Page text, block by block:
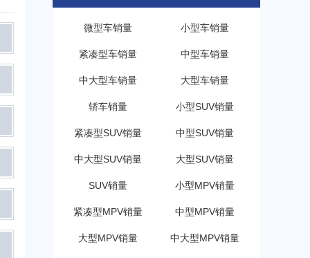
微型车销量 小型车销量
紧凑型车销量 中型车销量
中大型车销量 大型车销量
轿车销量 小型SUV销量
紧凑型SUV销量 中型SUV销量
中大型SUV销量 大型SUV销量
SUV销量 小型MPV销量
紧凑型MPV销量 中型MPV销量
大型MPV销量 中大型MPV销量